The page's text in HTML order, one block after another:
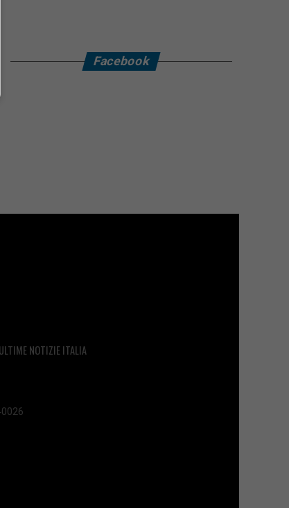
Facebook
ULTIME NOTIZIE ITALIA